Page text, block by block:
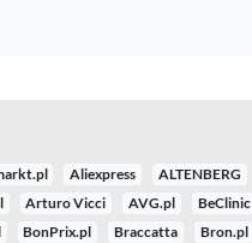
Aliexpress ALTENBERG
Arturo Vicci AVG.pl BeClinic
BonPrix.pl Braccatta Bron.pl